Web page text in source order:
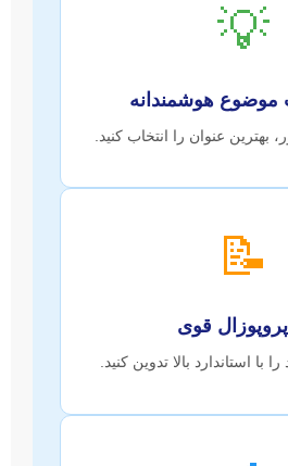
💡
بهترین عنوان را انتخاب کنید.
📝
استاندارد بالا تدوین کنید.